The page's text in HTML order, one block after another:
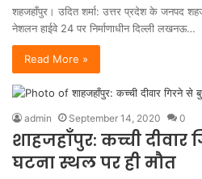
शहजहाँपुर। उदित शर्मा: उत्तर प्रदेश के जनपद
नेशलन हाईवे 24 पर निर्माणाधीन दिल्ली लखनऊ…
Read More »
admin September 14, 2020 0
शाहजहाँपुर: कच्ची दीवार
घटना स्थल पर ही मौत